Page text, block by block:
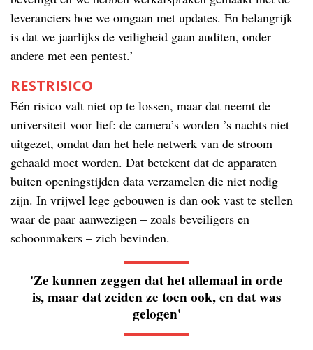
leveranciers hoe we omgaan met updates. En belangrijk
is dat we jaarlijks de veiligheid gaan auditen, onder
andere met een pentest.’
RESTRISICO
Eén risico valt niet op te lossen, maar dat neemt de
universiteit voor lief: de camera’s worden ’s nachts niet
uitgezet, omdat dan het hele netwerk van de stroom
gehaald moet worden. Dat betekent dat de apparaten
buiten openingstijden data verzamelen die niet nodig
zijn. In vrijwel lege gebouwen is dan ook vast te stellen
waar de paar aanwezigen – zoals beveiligers en
schoonmakers – zich bevinden.
'Ze kunnen zeggen dat het allemaal in orde
is, maar dat zeiden ze toen ook, en dat was
gelogen'